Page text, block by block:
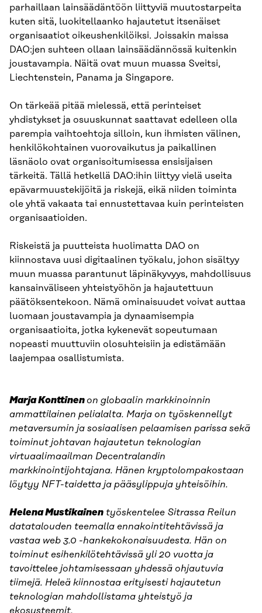
parhaillaan lainsäädäntöön liittyviä muutostarpeita
kuten sitä, luokitellaanko hajautetut itsenäiset
organisaatiot oikeushenkilöiksi. Joissakin maissa
DAO:jen suhteen ollaan lainsäädännössä kuitenkin
joustavampia. Näitä ovat muun muassa Sveitsi,
Liechtenstein, Panama ja Singapore.
On tärkeää pitää mielessä, että perinteiset
yhdistykset ja osuuskunnat saattavat edelleen olla
parempia vaihtoehtoja silloin, kun ihmisten välinen,
henkilökohtainen vuorovaikutus ja paikallinen
läsnäolo ovat organisoitumisessa ensisijaisen
tärkeitä. Tällä hetkellä DAO:ihin liittyy vielä useita
epävarmuustekijöitä ja riskejä, eikä niiden toiminta
ole yhtä vakaata tai ennustettavaa kuin perinteisten
organisaatioiden.
Riskeistä ja puutteista huolimatta DAO on
kiinnostava uusi digitaalinen työkalu, johon sisältyy
muun muassa parantunut läpinäkyvyys, mahdollisuus
kansainväliseen yhteistyöhön ja hajautettuun
päätöksentekoon. Nämä ominaisuudet voivat auttaa
luomaan joustavampia ja dynaamisempia
organisaatioita, jotka kykenevät sopeutumaan
nopeasti muuttuviin olosuhteisiin ja edistämään
laajempaa osallistumista.
Marja Konttinenon globaalin markkinoinnin
ammattilainen pelialalta. Marja on työskennellyt
metaversumin ja sosiaalisen pelaamisen parissa sekä
toiminut johtavan hajautetun teknologian
virtuaalimaailman Decentralandin
markkinointijohtajana. Hänen kryptolompakostaan
löytyy NFT-taidetta ja pääsylippuja yhteisöihin.
Helena Mustikainen työskentelee Sitrassa Reilun
datatalouden teemalla ennakointitehtävissä ja
vastaa web 3.0 -hankekokonaisuudesta. Hän on
toiminut esihenkilötehtävissä yli 20 vuotta ja
tavoittelee johtamisessaan yhdessä ohjautuvia
tiimejä. Heleä kiinnostaa erityisesti hajautetun
teknologian mahdollistama yhteistyö ja
ekosysteemit.